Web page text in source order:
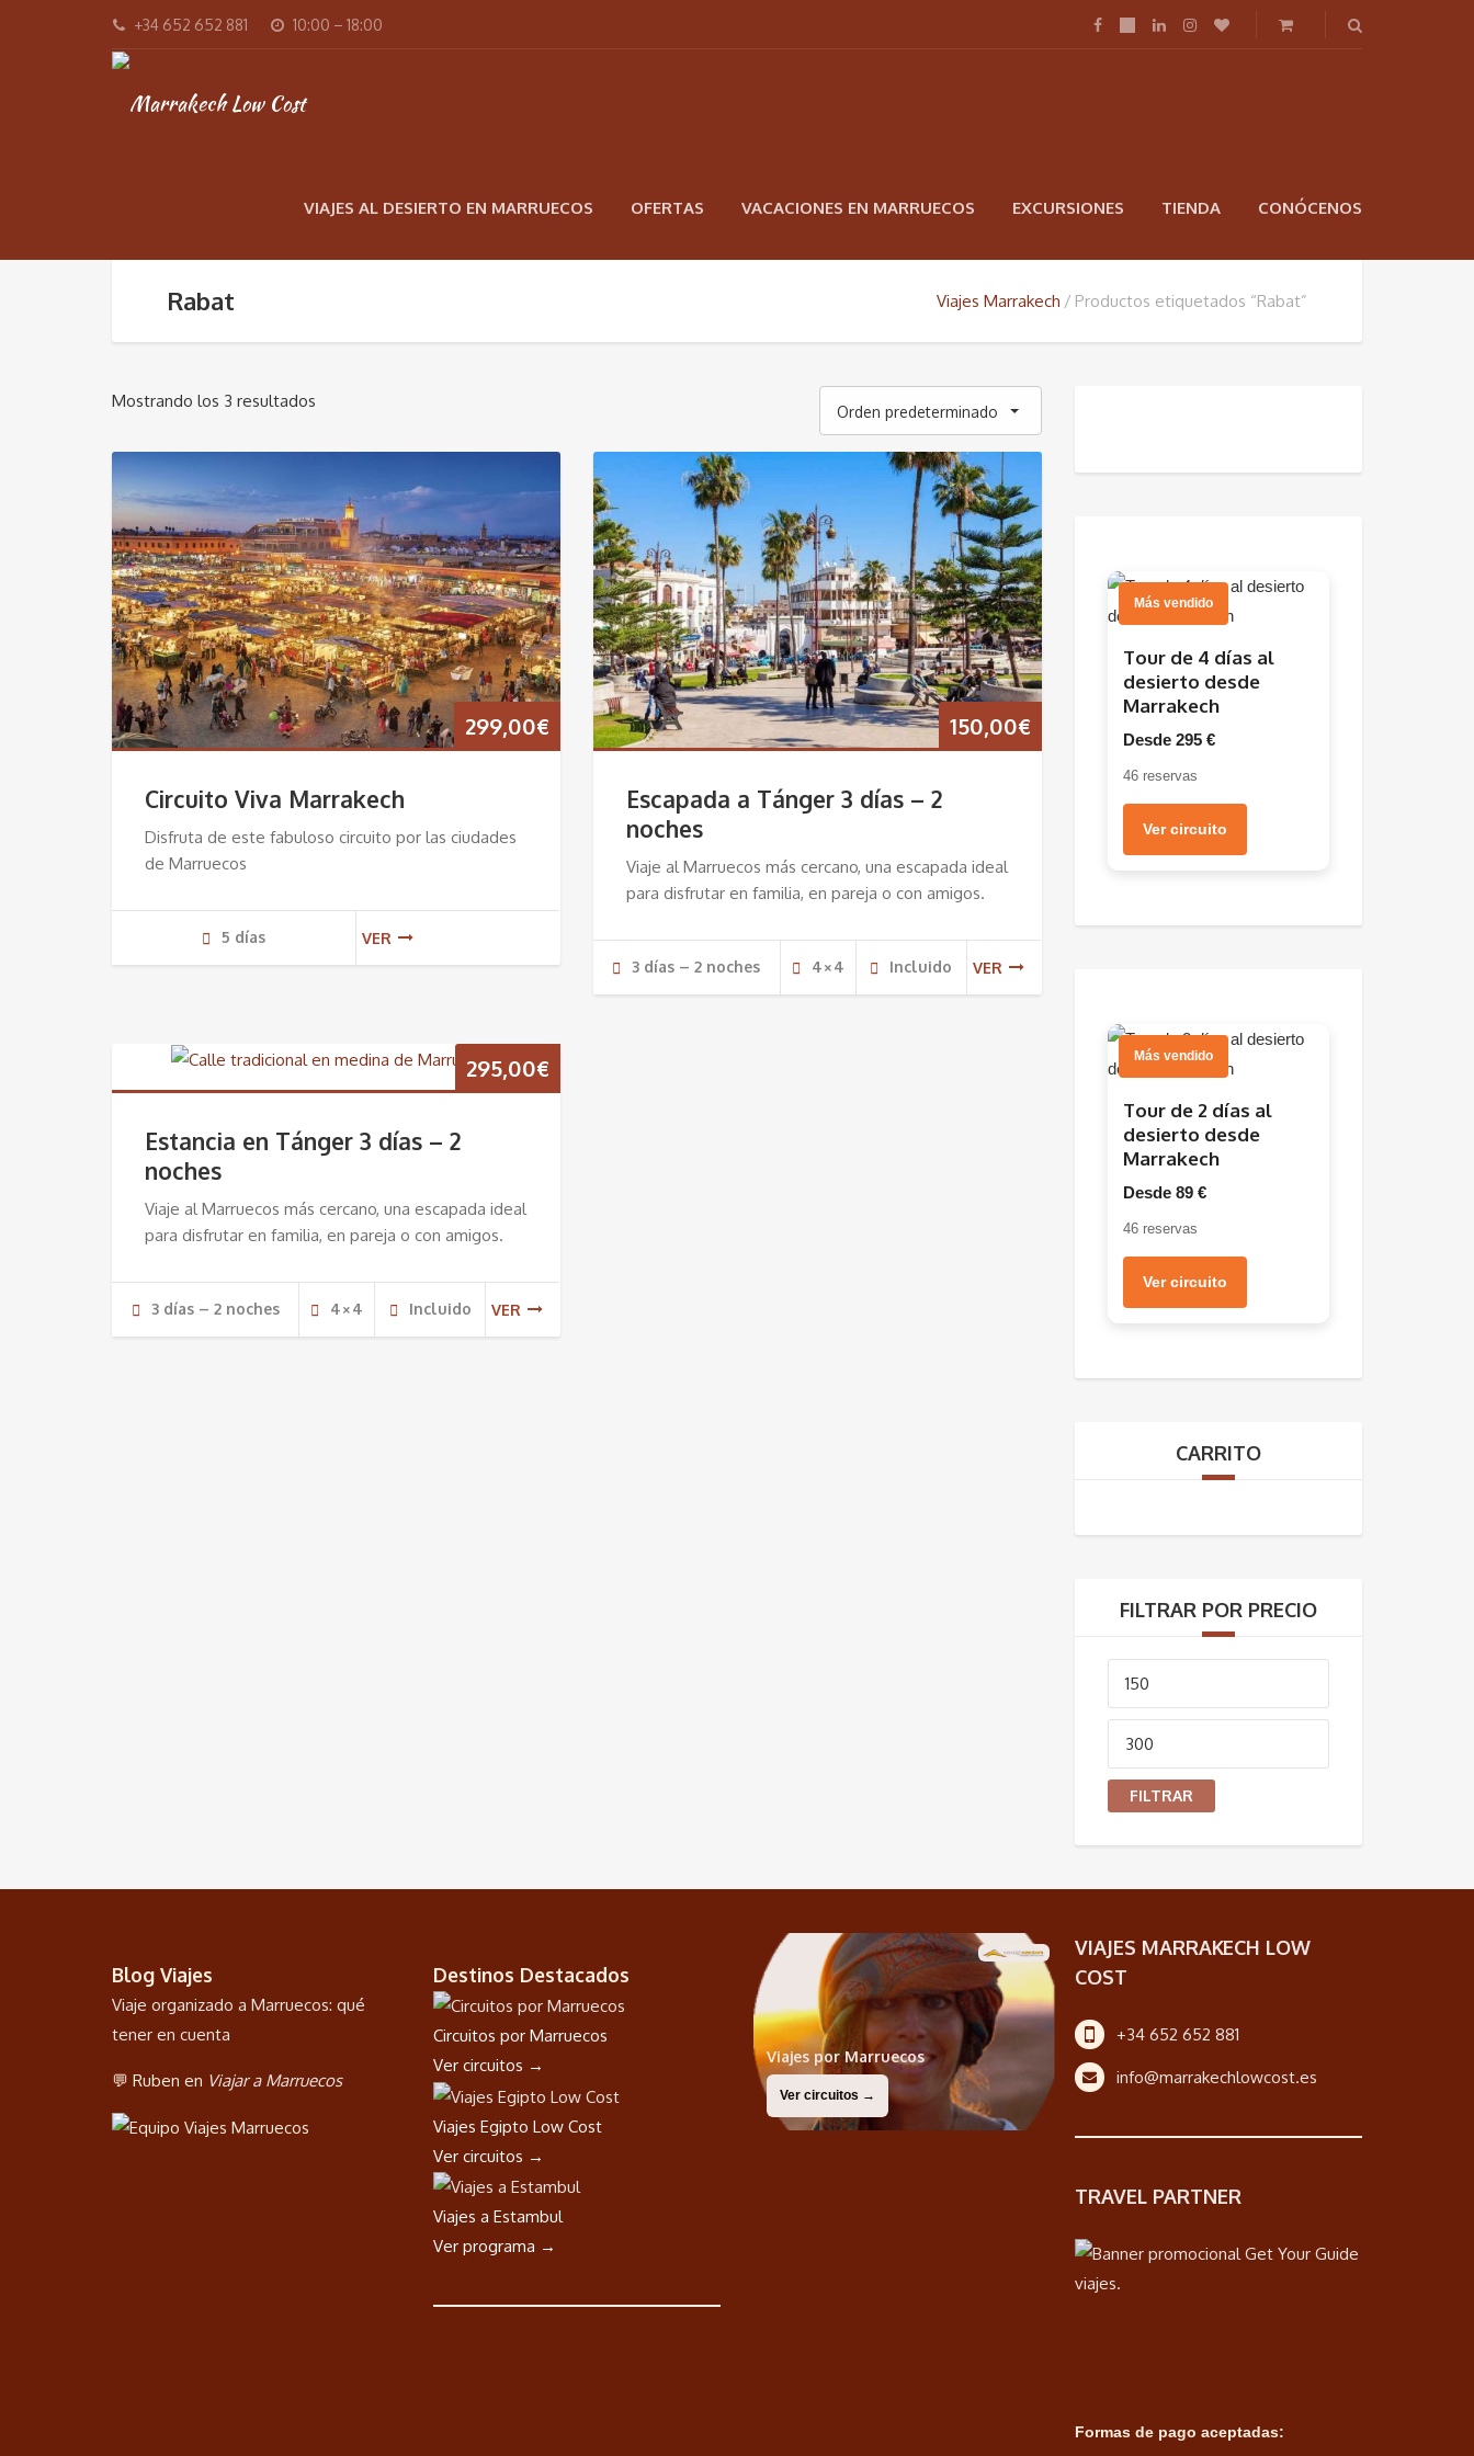
+34 652 652 881 10:00 – 18:00
VIAJES AL DESIERTO EN MARRUECOS OFERTAS VACACIONES EN MARRUECOS EXCURSIONES TIENDA CONÓCENOS
Rabat Viajes Marrakech Productos etiquetados “Rabat”
Mostrando los 3 resultados
Orden predeterminado
299,00€
Circuito Viva Marrakech
Disfruta de este fabuloso circuito por las ciudades
de Marruecos
5 dí­as VER
150,00€
Escapada a Tánger 3 días – 2
noches
Viaje al Marruecos más cercano, una escapada ideal
para disfrutar en familia, en pareja o con amigos.
3 días – 2 noches 4×4 Incluido VER
295,00€
Estancia en Tánger 3 días – 2
noches
Viaje al Marruecos más cercano, una escapada ideal
para disfrutar en familia, en pareja o con amigos.
3 días – 2 noches 4×4 Incluido VER
Más vendido
Tour de 4 días al
desierto desde
Marrakech
Desde 295 €
46 reservas
Ver circuito
Más vendido
Tour de 2 días al
desierto desde
Marrakech
Desde 89 €
46 reservas
Ver circuito
CARRITO
FILTRAR POR PRECIO
Precio
mínimo
Precio
máximo
FILTRAR
Blog Viajes
Viaje organizado a Marruecos: qué
tener en cuenta
💬 Ruben en Viajar a Marruecos
Destinos Destacados
Circuitos por Marruecos
Ver circuitos →
Viajes Egipto Low Cost
Ver circuitos →
Viajes a Estambul
Ver programa →
Viajes por Marruecos
Ver circuitos →
VIAJES MARRAKECH LOW
COST
+34 652 652 881
info@marrakechlowcost.es
TRAVEL PARTNER
Formas de pago aceptadas: